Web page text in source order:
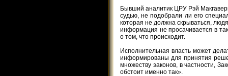
Бывший аналитик ЦРУ Рэй
судью, не подобрали ли его
которая не должна скрываться,
информация не просачивается в
о том, что происходит.
Исполнительная власть может
информированы для принятия
множеству законов, в частности,
обстоит именно так».